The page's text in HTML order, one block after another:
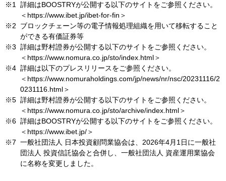
※1
詳細はBOOSTRYが公開する以下のサイトをご参照ください。
＜https://www.ibet.jp/ibet-for-fin＞
※2
ブロックチェーン等の電子情報処理組織を用いて移転すること
ができる有価証券等
※3 詳細は野村證券が公開する以下のサイトをご参照ください。
＜https://www.nomura.co.jp/sto/index.html＞
※4 詳細は以下のプレスリリースをご参照ください。
＜https://www.nomuraholdings.com/jp/news/nr/nsc/20231116/2
0231116.html＞
※5 詳細は野村證券が公開する以下のサイトをご参照ください。
＜https://www.nomura.co.jp/sto/archive/index.html＞
※6 詳細はBOOSTRYが公開する以下のサイトをご参照ください。
＜https://www.ibet.jp/＞
※7 一般社団法人 日本投資顧問業協会は、2026年4月1日に一般社
団法人 投資信託協会と合併し、一般社団法人 資産運用業協会
に名称を変更しました。